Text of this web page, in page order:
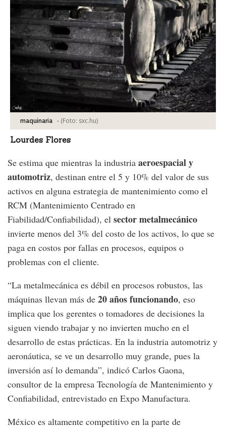
maquinaria - (Foto: sxc.hu)
Lourdes Flores
Se estima que mientras la industria aeroespacial y
automotriz, destinan entre el 5 y 10% del valor de sus
activos en alguna estrategia de mantenimiento como el
RCM (Mantenimiento Centrado en
Fiabilidad/Confiabilidad), el sector metalmecánico
invierte menos del 3% del costo de los activos, lo que se
paga en costos por fallas en procesos, equipos o
problemas con el cliente.
“La metalmecánica es débil en procesos robustos, las
máquinas llevan más de 20 años funcionando, eso
implica que los gerentes o tomadores de decisiones la
siguen viendo trabajar y no invierten mucho en el
desarrollo de estas prácticas. En la industria automotriz y
aeronáutica, se ve un desarrollo muy grande, pues la
inversión así lo demanda”, indicó Carlos Gaona,
consultor de la empresa Tecnología de Mantenimiento y
Confiabilidad, entrevistado en Expo Manufactura.
México es altamente competitivo en la parte de